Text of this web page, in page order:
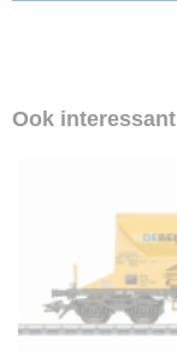
Ook interessant